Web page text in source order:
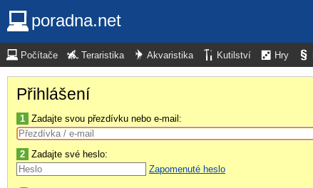
poradna.net
Počítače Teraristika Akvaristika Kutilství Hry
Přihlášení
1 Zadajte svou přezdívku nebo e-mail:
2 Zadajte své heslo:
Zapomenuté heslo